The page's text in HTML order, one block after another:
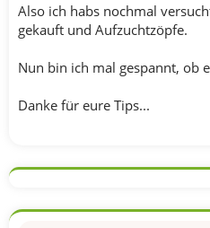
Also ich habs nochmal
gekauft und Aufzuchtzöpfe.
Nun bin ich mal gespannt, ob
Danke für eure Tips...